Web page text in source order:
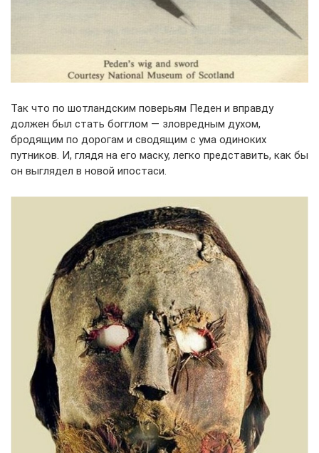
Так что по шотландским поверьям Педен и вправду
должен был стать богглом — зловредным духом,
бродящим по дорогам и сводящим с ума одиноких
путников. И, глядя на его маску, легко представить, как бы
он выглядел в новой ипостаси.